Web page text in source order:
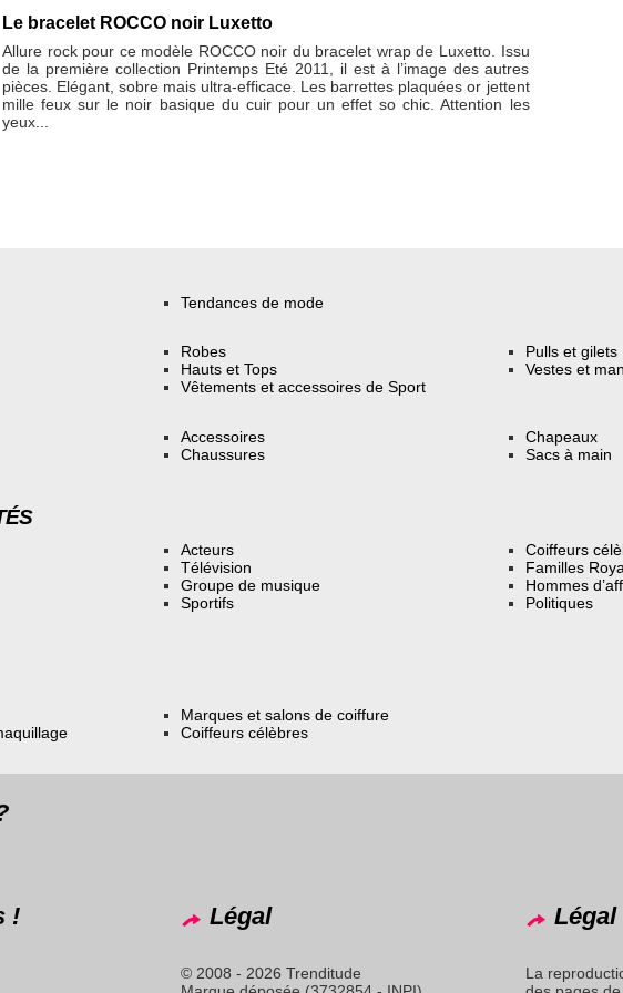
Le bracelet ROCCO noir Luxetto
Allure rock pour ce modèle ROCCO noir du bracelet wrap de Luxetto. Issu
de la première collection Printemps Eté 2011, il est à l’image des autres
pièces. Elégant, sobre mais ultra-efficace. Les barrettes plaquées or jettent
mille feux sur le noir basique du cuir pour un effet so chic. Attention les
yeux...
Tendances de mode
Robes
Hauts et Tops
Vêtements et accessoires de Sport
Pulls et gilets
Vestes et
Accessoires
Chaussures
Chapeaux
Sacs à main
Acteurs
Télévision
Groupe de musique
Sportifs
Coiffeurs
Familles
Hommes
Politiques
Marques et salons de coiffure
Coiffeurs célèbres
! Légal
© 2008 - 2026 Trenditude
Légal
La